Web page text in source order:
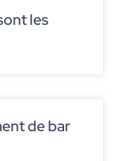
les
de bar